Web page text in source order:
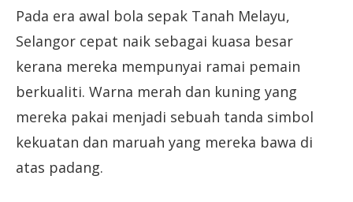
Pada era awal bola sepak Tanah Melayu,
Selangor cepat naik sebagai kuasa besar
kerana mereka mempunyai ramai pemain
berkualiti. Warna merah dan kuning yang
mereka pakai menjadi sebuah tanda simbol
kekuatan dan maruah yang mereka bawa di
atas padang.